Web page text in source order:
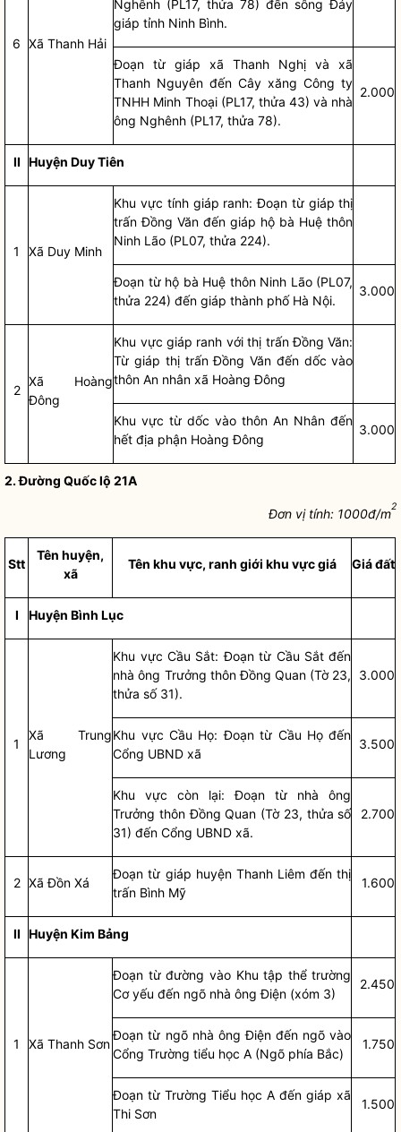
6 Xã Thanh Hải
Nghênh (PL17, thửa 78) đến sông Đáy
giáp tỉnh Ninh Bình.
Đoạn từ giáp xã Thanh Nghị và xã
Thanh Nguyên đến Cây xăng Công ty
TNHH Minh Thoại (PL17, thửa 43) và nhà
ông Nghênh (PL17, thửa 78).
2.000
II Huyện Duy Tiên
1 Xã Duy Minh
Khu vực tính giáp ranh: Đoạn từ giáp thị
trấn Đồng Văn đến giáp hộ bà Huệ thôn
Ninh Lão (PL07, thửa 224).
Đoạn từ hộ bà Huệ thôn Ninh Lão (PL07,
thửa 224) đến giáp thành phố Hà Nội.
3.000
2
Xã Hoàng
Đông
Khu vực giáp ranh với thị trấn Đồng Văn:
Từ giáp thị trấn Đồng Văn đến dốc vào
thôn An nhân xã Hoàng Đông
Khu vực từ dốc vào thôn An Nhân đến
hết địa phận Hoàng Đông
3.000
2. Đường Quốc lộ 21A
Đơn vị tính: 1000đ/m2
Stt
Tên huyện,
xã
Tên khu vực, ranh giới khu vực giá Giá đất
I Huyện Bình Lục
1
Xã Trung
Lương
Khu vực Cầu Sắt: Đoạn từ Cầu Sắt đến
nhà ông Trưởng thôn Đồng Quan (Tờ 23,
thửa số 31).
3.000
Khu vực Cầu Họ: Đoạn từ Cầu Họ đến
Cổng UBND xã
3.500
Khu vực còn lại: Đoạn từ nhà ông
Trưởng thôn Đồng Quan (Tờ 23, thửa số
31) đến Cổng UBND xã.
2.700
2 Xã Đồn Xá
Đoạn từ giáp huyện Thanh Liêm đến thị
trấn Bình Mỹ
1.600
II Huyện Kim Bảng
1 Xã Thanh Sơn
Đoạn từ đường vào Khu tập thể trường
Cơ yếu đến ngõ nhà ông Điện (xóm 3)
2.450
Đoạn từ ngõ nhà ông Điện đến ngõ vào
Cổng Trường tiểu học A (Ngõ phía Bắc)
1.750
Đoạn từ Trường Tiểu học A đến giáp xã
Thi Sơn
1.500